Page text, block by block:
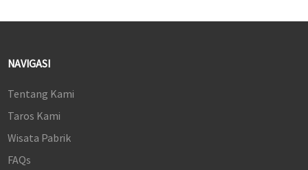
NAVIGASI
Tentang Kami
Taros Kami
Wisata Pabrik
FAQs